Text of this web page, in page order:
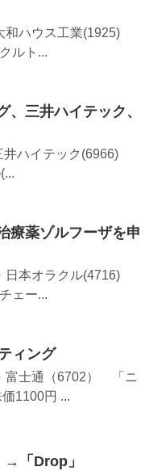
和ハウス工業(1925)
ルト...
三井ハイテック、
ハイテック(6966)
療薬ゾルフーザを申
日本オラクル(4716)
ェー...
ィング
富士通（6702） 「ニ
1100円 ...
→「Drop」